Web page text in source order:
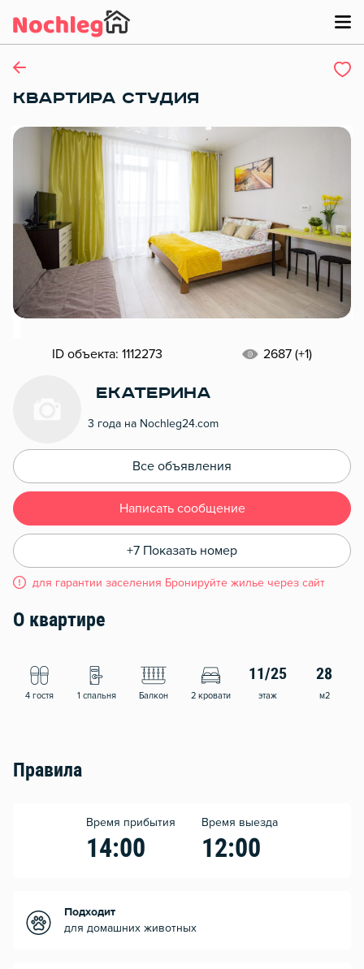
КВАРТИРА СТУДИЯ
ID объекта: 1112273 2687 (+1)
Екатерина
3 года на Nochleg24.com
Все объявления
Написать сообщение
+7 Показать номер
для гарантии заселения Бронируйте жилье через сайт
О квартире
4 гостя 1 спальня Балкон 2 кровати
11/25
этаж
28
м2
Правила
Время прибытия
14:00
Время выезда
12:00
Подходит
для домашних животных